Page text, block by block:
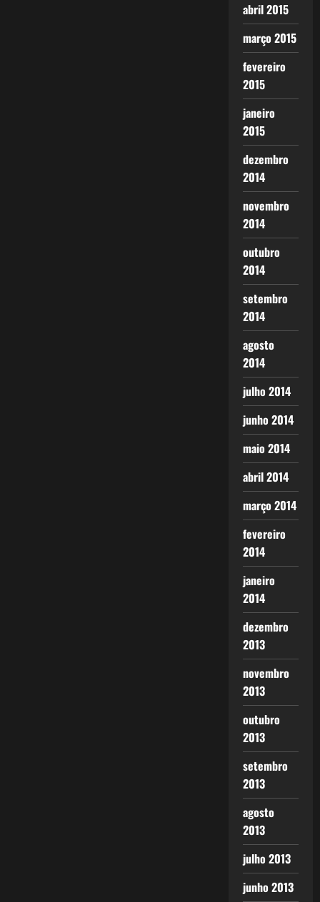
abril 2015
março 2015
fevereiro
2015
janeiro
2015
dezembro
2014
novembro
2014
outubro
2014
setembro
2014
agosto
2014
julho 2014
junho 2014
maio 2014
abril 2014
março 2014
fevereiro
2014
janeiro
2014
dezembro
2013
novembro
2013
outubro
2013
setembro
2013
agosto
2013
julho 2013
junho 2013